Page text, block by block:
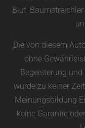
Blut,
Die von diesem
ohne
Begeisterung
wurde zu keiner
Meinungsbildung
keine Garantie